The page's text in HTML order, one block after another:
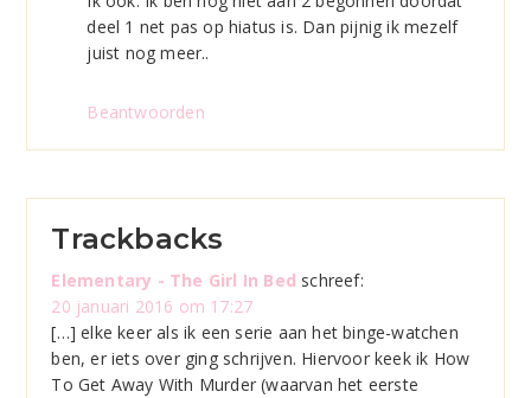
deel 1 net pas op hiatus is. Dan pijnig ik mezelf
juist nog meer..
Beantwoorden
Trackbacks
Elementary - The Girl In Bed schreef:
20 januari 2016 om 17:27
[…] elke keer als ik een serie aan het binge-watchen
ben, er iets over ging schrijven. Hiervoor keek ik How
To Get Away With Murder (waarvan het eerste